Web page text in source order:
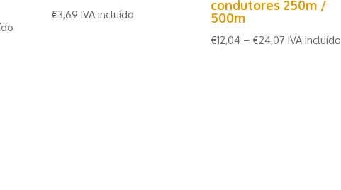
€3,69 IVA incluído
condutores 250m /
500m
€12,04– €24,07 IVA incluído